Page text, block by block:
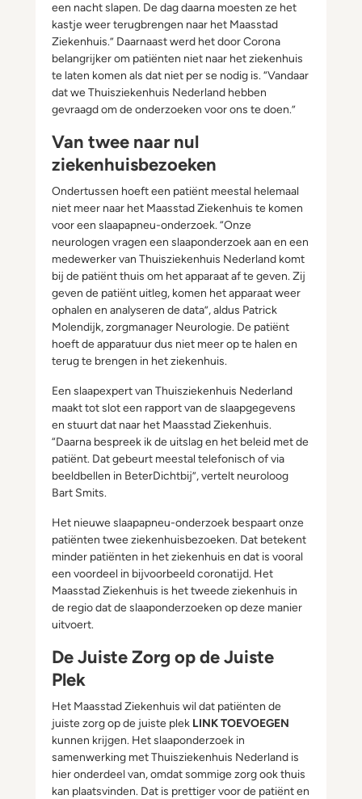
een nacht slapen. De dag daarna moesten ze het
kastje weer terugbrengen naar het Maasstad
Ziekenhuis.” Daarnaast werd het door Corona
belangrijker om patiënten niet naar het ziekenhuis
te laten komen als dat niet per se nodig is. “Vandaar
dat we Thuisziekenhuis Nederland hebben
gevraagd om de onderzoeken voor ons te doen.”
Van twee naar nul
ziekenhuisbezoeken
Ondertussen hoeft een patiënt meestal helemaal
niet meer naar het Maasstad Ziekenhuis te komen
voor een slaapapneu-onderzoek. “Onze
neurologen vragen een slaaponderzoek aan en een
medewerker van Thuisziekenhuis Nederland komt
bij de patiënt thuis om het apparaat af te geven. Zij
geven de patiënt uitleg, komen het apparaat weer
ophalen en analyseren de data”, aldus Patrick
Molendijk, zorgmanager Neurologie. De patiënt
hoeft de apparatuur dus niet meer op te halen en
terug te brengen in het ziekenhuis.
Een slaapexpert van Thuisziekenhuis Nederland
maakt tot slot een rapport van de slaapgegevens
en stuurt dat naar het Maasstad Ziekenhuis.
“Daarna bespreek ik de uitslag en het beleid met de
patiënt. Dat gebeurt meestal telefonisch of via
beeldbellen in BeterDichtbij”, vertelt neuroloog
Bart Smits.
Het nieuwe slaapapneu-onderzoek bespaart onze
patiënten twee ziekenhuisbezoeken. Dat betekent
minder patiënten in het ziekenhuis en dat is vooral
een voordeel in bijvoorbeeld coronatijd. Het
Maasstad Ziekenhuis is het tweede ziekenhuis in
de regio dat de slaaponderzoeken op deze manier
uitvoert.
De Juiste Zorg op de Juiste
Plek
Het Maasstad Ziekenhuis wil dat patiënten de
juiste zorg op de juiste plek LINK TOEVOEGEN
kunnen krijgen. Het slaaponderzoek in
samenwerking met Thuisziekenhuis Nederland is
hier onderdeel van, omdat sommige zorg ook thuis
kan plaatsvinden. Dat is prettiger voor de patiënt en